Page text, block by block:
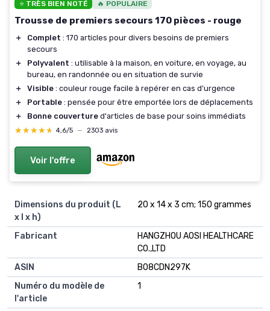
⭐ TRÈS BIEN NOTÉ 🔥 POPULAIRE
Trousse de premiers secours 170 pièces - rouge
＋ Complet : 170 articles pour divers besoins de premiers
secours
＋
Polyvalent : utilisable à la maison, en voiture, en voyage, au
bureau, en randonnée ou en situation de survie
＋
Visible : couleur rouge facile à repérer en cas d'urgence
＋
Portable : pensée pour être emportée lors de déplacements
＋
Bonne couverture d'articles de base pour soins immédiats
★★★★★
★★★★★ 4,6/5 — 2303 avis
Voir l'offre
Dimensions du produit (L
x l x h)
20 x 14 x 3 cm; 150 grammes
Fabricant
HANGZHOU AOSI HEALTHCARE
CO.,LTD
ASIN
B08CDN297K
Numéro du modèle de
l'article
1